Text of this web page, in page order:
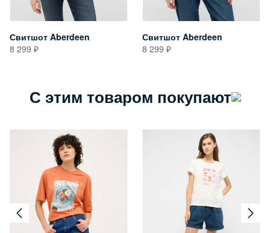
Свитшот Aberdeen
8 299
Свитшот Aberdeen
8 299
С этим товаром покупают